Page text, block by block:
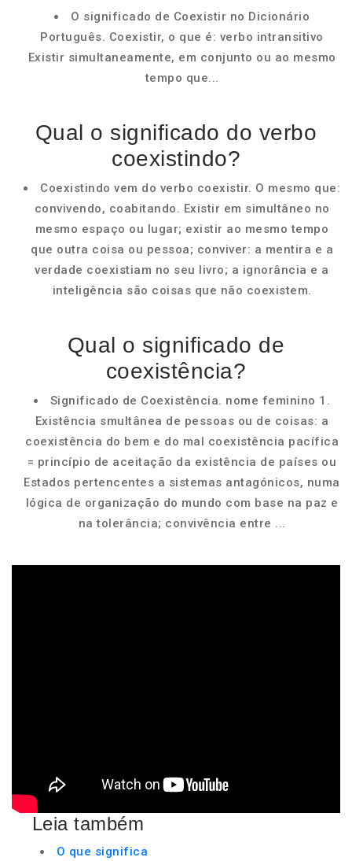
O significado de Coexistir no Dicionário
Português. Coexistir, o que é: verbo intransitivo
Existir simultaneamente, em conjunto ou ao mesmo
tempo que...
Qual o significado do verbo
coexistindo?
Coexistindo vem do verbo coexistir. O mesmo que:
convivendo, coabitando. Existir em simultâneo no
mesmo espaço ou lugar; existir ao mesmo tempo
que outra coisa ou pessoa; conviver: a mentira e a
verdade coexistiam no seu livro; a ignorância e a
inteligência são coisas que não coexistem.
Qual o significado de
coexistência?
Significado de Coexistência. nome feminino 1.
Existência smultânea de pessoas ou de coisas: a
coexistência do bem e do mal coexistência pacífica
= princípio de aceitação da existência de países ou
Estados pertencentes a sistemas antagónicos, numa
lógica de organização do mundo com base na paz e
na tolerância; convivência entre ...
Leia também
O que significa